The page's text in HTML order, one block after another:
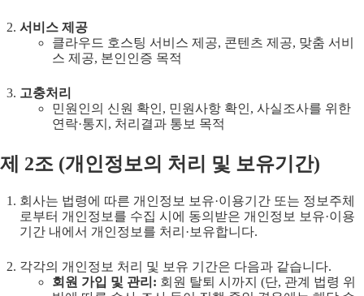
서비스 제공
클라우드 호스팅 서비스 제공, 콘텐츠 제공, 맞춤 서비
스 제공, 본인인증 목적
고충처리
민원인의 신원 확인, 민원사항 확인, 사실조사를 위한
연락·통지, 처리결과 통보 목적
제 2조 (개인정보의 처리 및 보유기간)
회사는 법령에 따른 개인정보 보유·이용기간 또는 정보주체
로부터 개인정보를 수집 시에 동의받은 개인정보 보유·이용
기간 내에서 개인정보를 처리·보유합니다.
각각의 개인정보 처리 및 보유 기간은 다음과 같습니다.
회원 가입 및 관리: 회원 탈퇴 시까지 (단, 관계 법령 위